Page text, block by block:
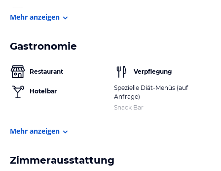
Mehr anzeigen
Gastronomie
Restaurant
Hotelbar
Verpflegung
Spezielle Diät-Menüs (auf
Anfrage)
Snack Bar
Mehr anzeigen
Zimmerausstattung